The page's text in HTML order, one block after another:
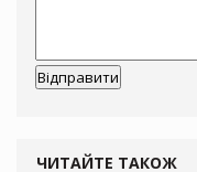
ЧИТАЙТЕ ТАКОЖ